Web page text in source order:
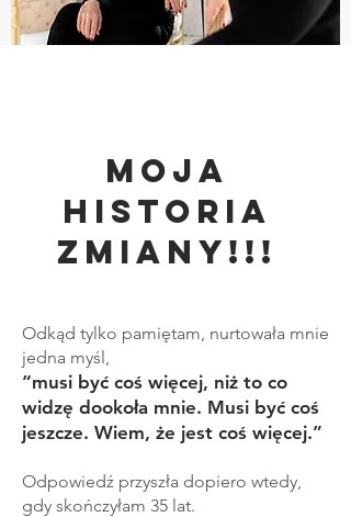
Moja
historia
zmiany!!!
Odkąd tylko pamiętam, nurtowała mnie
jedna myśl,
“musi być coś więcej, niż to co
widzę dookoła mnie. Musi być coś
jeszcze. Wiem, że jest coś więcej.”
Odpowiedź przyszła dopiero wtedy,
gdy skończyłam 35 lat.